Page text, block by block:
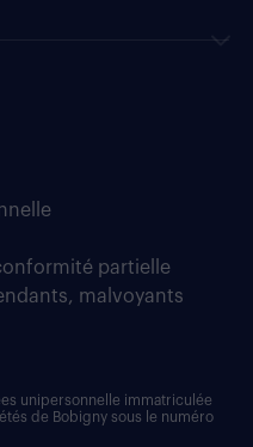
partielle
malvoyants
unipersonnelle immatriculée
de Bobigny sous le numéro